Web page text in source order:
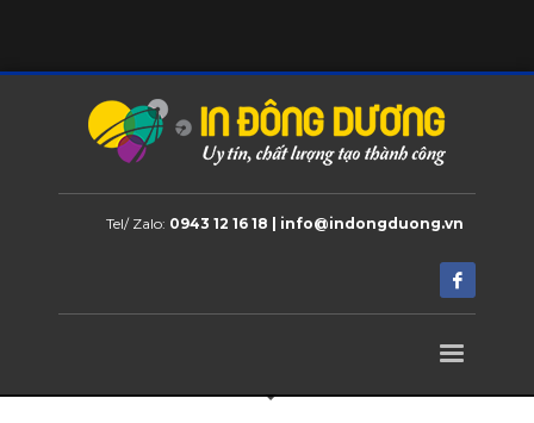
Tel/ Zalo: 0943 12 16 18 | info@indongduong.vn